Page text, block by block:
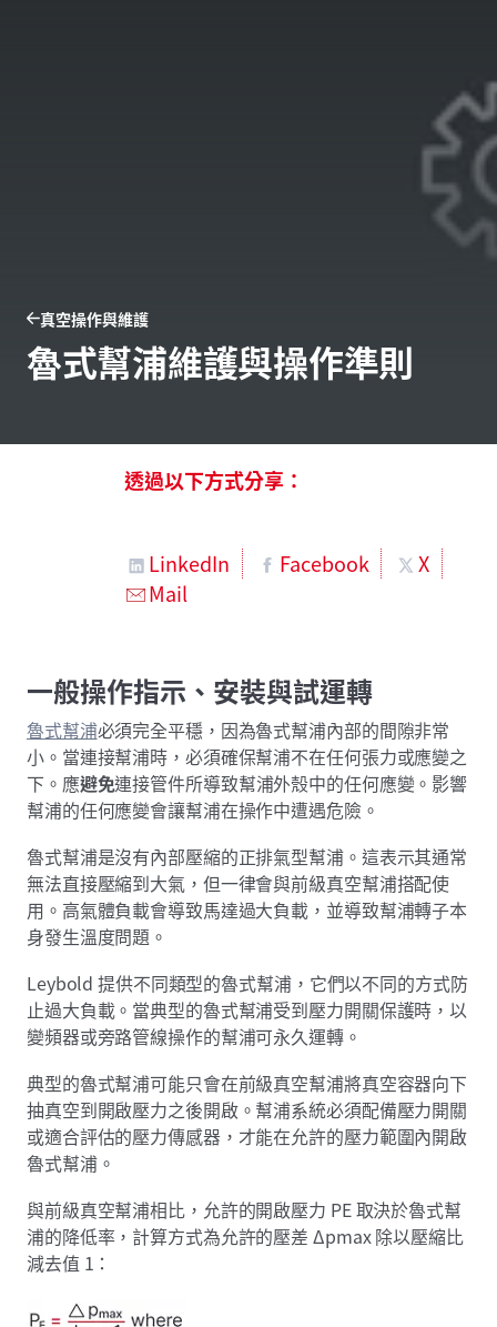
真空操作與維護
魯式幫浦維護與操作準則
透過以下方式分享：
LinkedIn Facebook
X
Mail
一般操作指示、安裝與試運轉
魯式幫浦必須完全平穩，因為魯式幫浦內部的間隙非常
小。當連接幫浦時，必須確保幫浦不在任何張力或應變之
下。應避免連接管件所導致幫浦外殼中的任何應變。影響
幫浦的任何應變會讓幫浦在操作中遭遇危險。
魯式幫浦是沒有內部壓縮的正排氣型幫浦。這表示其通常
無法直接壓縮到大氣，但一律會與前級真空幫浦搭配使
用。高氣體負載會導致馬達過大負載，並導致幫浦轉子本
身發生溫度問題。
Leybold 提供不同類型的魯式幫浦，它們以不同的方式防
止過大負載。當典型的魯式幫浦受到壓力開關保護時，以
變頻器或旁路管線操作的幫浦可永久運轉。
典型的魯式幫浦可能只會在前級真空幫浦將真空容器向下
抽真空到開啟壓力之後開啟。幫浦系統必須配備壓力開關
或適合評估的壓力傳感器，才能在允許的壓力範圍內開啟
魯式幫浦。
與前級真空幫浦相比，允許的開啟壓力 PE 取決於魯式幫
浦的降低率，計算方式為允許的壓差 Δpmax 除以壓縮比
減去值 1：